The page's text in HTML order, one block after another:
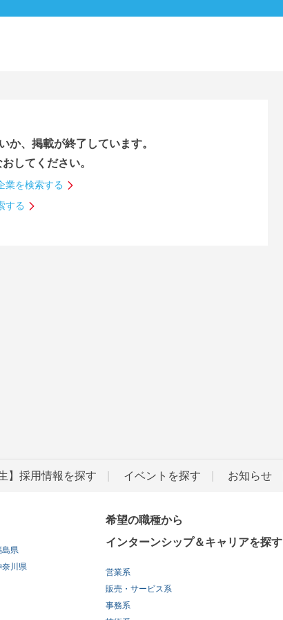
か、掲載が終了しています。
してください。
業を検索する
する
】採用情報を探す イベントを探す お知らせ
島県
奈川県
希望の職種から
インターンシップ＆キャリアを探す
営業系
販売・サービス系
事務系